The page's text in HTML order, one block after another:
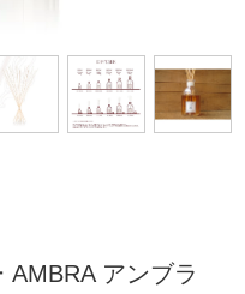
AMBRA アンブラ